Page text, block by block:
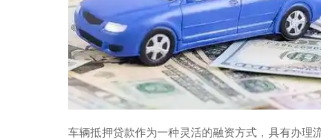
车辆抵押贷款作为一种灵活的融资方式，具有办理